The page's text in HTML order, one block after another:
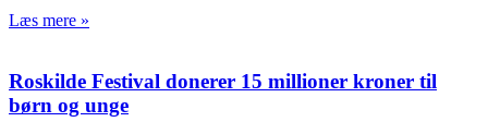
Læs mere »
Roskilde Festival donerer 15 millioner kroner til
børn og unge